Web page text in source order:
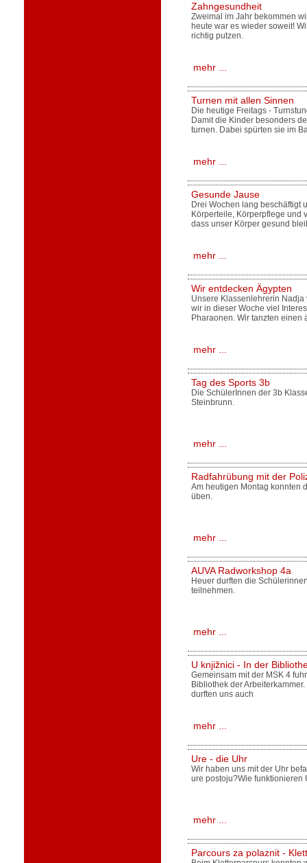
Zahngesundheit
Zweimal im Jahr bekommen
heute war es wieder soweit!
richtig putzen.
mehr ...
Turnen mit allen Sinnen
Die heutige Freitags -
Damit die Kinder besonders
turnen. Dabei spürten sie im
mehr ...
Gesunde Jause
Drei Wochen lang beschäftigt
Körperteile, Körperpflege und
dass unser Körper gesund
mehr ...
Wir entdecken Ägypten
Unsere Klassenlehrerin
wir in dieser Woche viel
Pharaonen. Wir tanzten einen
mehr ...
Tag des Sports 3b
Die SchülerInnen der 3b
Steinbrunn.
mehr ...
Radfahrübung mit der
Am heutigen Montag konnten
üben.
mehr ...
AUVA Radworkshop 4a
Heuer durften die
teilnehmen.
mehr ...
U knjižnici - In der
Gemeinsam mit der MSK 4
Bibliothek der
durften uns auch
mehr ...
Ure - die Uhr
Wir haben uns mit der Uhr
ure postoju?Wie funktionieren
mehr ...
Parcours za polaznit -